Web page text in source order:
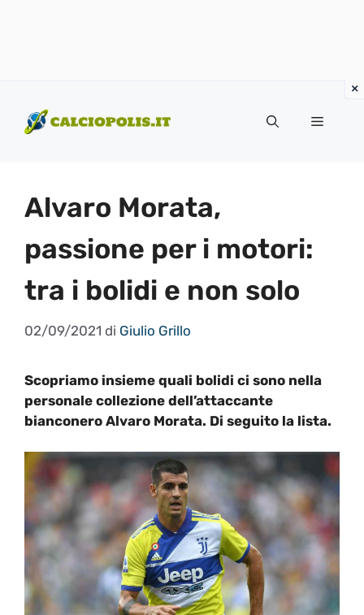
contenuto
Menu
Alvaro Morata,
passione per i motori:
tra i bolidi e non solo
02/09/2021 di Giulio Grillo
Scopriamo insieme quali bolidi ci sono nella
personale collezione dell’attaccante
bianconero Alvaro Morata. Di seguito la lista.